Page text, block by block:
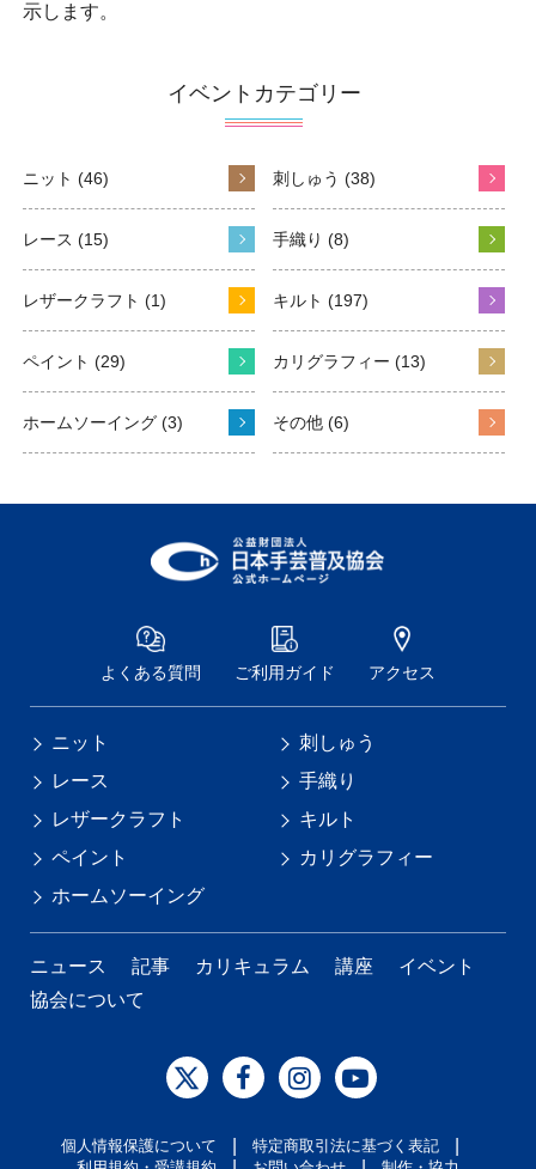
示します。
イベントカテゴリー
ニット (46) 刺しゅう (38)
レース (15) 手織り (8)
レザークラフト (1) キルト (197)
ペイント (29) カリグラフィー (13)
ホームソーイング (3) その他 (6)
よくある質問 ご利用ガイド アクセス
ニット
刺しゅう
レース
手織り
レザークラフト
キルト
ペイント
カリグラフィー
ホームソーイング
ニュース 記事 カリキュラム 講座
イベント
協会について
個人情報保護について 特定商取引法に基づく表記